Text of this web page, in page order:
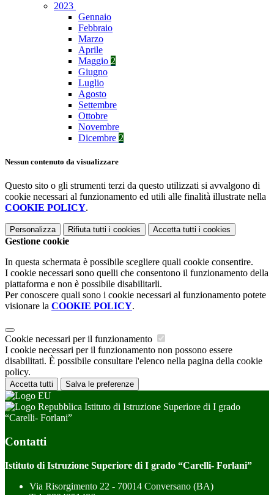
2023
Gennaio
Febbraio
Marzo
Aprile
Maggio 2
Giugno
Luglio
Agosto
Settembre
Ottobre
Novembre
Dicembre 2
Nessun contenuto da visualizzare
Questo sito o gli strumenti terzi da questo utilizzati si avvalgono di
cookie necessari al funzionamento ed utili alle finalità illustrate nella
COOKIE POLICY.
Personalizza Rifiuta tutti i cookies Accetta tutti i cookies
Gestione cookie
In questa schermata è possibile scegliere quali cookie consentire.
I cookie necessari sono quelli che consentono il funzionamento della
piattaforma e non è possibile disabilitarli.
Per conoscere quali sono i cookie necessari al funzionamento potete
visionare la COOKIE POLICY.
Cookie necessari per il funzionamento
I cookie necessari per il funzionamento non possono essere
disabilitati. È possibile consultare l'elenco nella pagina della cookie
policy.
Accetta tutti Salva le preferenze
Istituto di Istruzione Superiore di I grado
“Carelli- Forlani”
Contatti
Istituto di Istruzione Superiore di I grado “Carelli- Forlani”
Via Risorgimento 22 - 70014 Conversano (BA)